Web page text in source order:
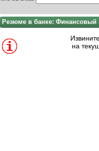
Резюме в банке: Финансовый
на